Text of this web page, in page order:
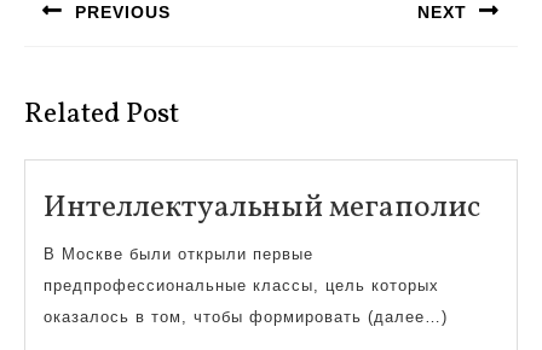
записям
PREVIOUS NEXT
Related Post
Интеллектуальный мегаполис
В Москве были открыли первые
предпрофессиональные классы, цель которых
оказалось в том, чтобы формировать (далее…)